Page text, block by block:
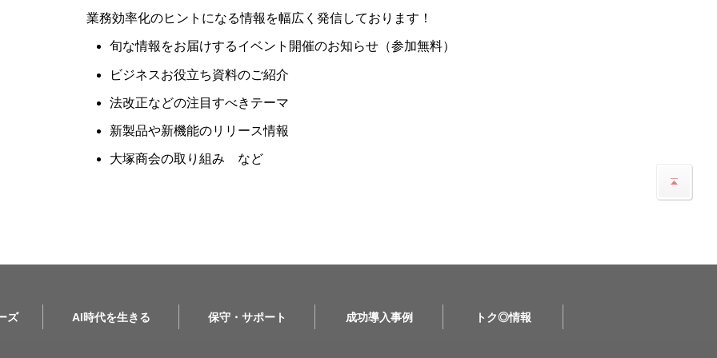
業務効率化のヒントになる情報を幅広く発信しております！
旬な情報をお届けするイベント開催のお知らせ（参加無料）
ビジネスお役立ち資料のご紹介
法改正などの注目すべきテーマ
新製品や新機能のリリース情報
大塚商会の取り組み など
ズ AI時代を生きる 保守・サポート 成功導入事例 トク◎情報